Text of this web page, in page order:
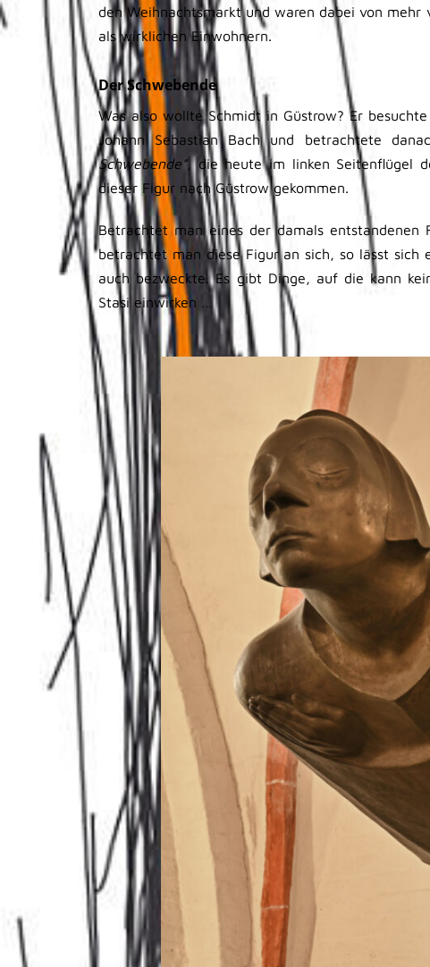
den Weihnachtsmarkt und waren dabei von
als wirklichen Einwohnern.
Der Schwebende
Was also wollte Schmidt in Güstrow? Er besuchte
Johann Sebastian Bach und betrachtete
Schwebende”,die heute im linken Seitenflügel
dieser Figur nach Güstrow gekommen.
Betrachtet man eines der damals
betrachtet man diese Figur an sich, so lässt sich
auch bezweckte. Es gibt Dinge, auf die kann
Stasi einwirken …